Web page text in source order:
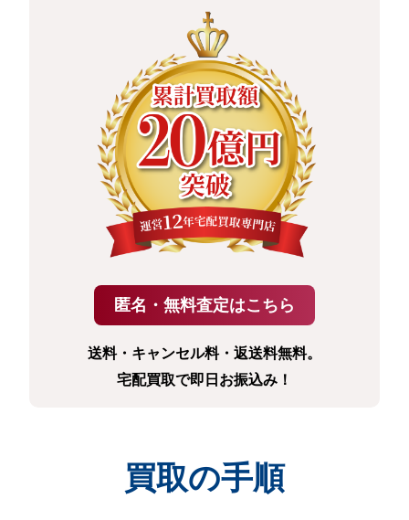
送料・キャンセル料・返送料無料。
宅配買取で即日お振込み！
買取の手順